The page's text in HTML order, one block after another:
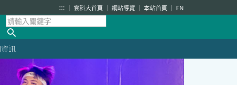
::: 雲科大首頁 網站導覽 本站首頁 EN
訊